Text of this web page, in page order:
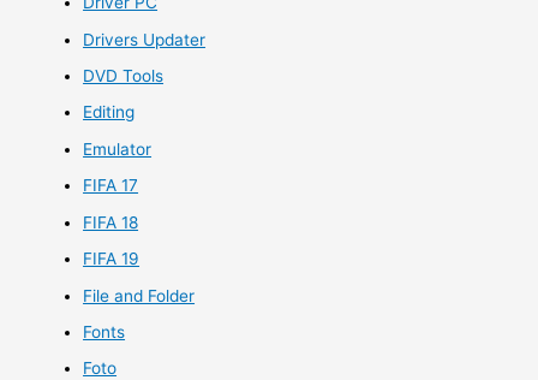
Drivers Updater
DVD Tools
Editing
Emulator
FIFA 17
FIFA 18
FIFA 19
File and Folder
Fonts
Foto